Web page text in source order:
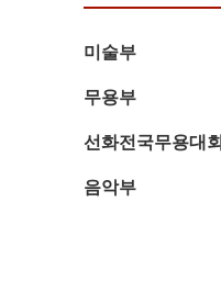
미술부
무용부
선화전국무용대회
음악부